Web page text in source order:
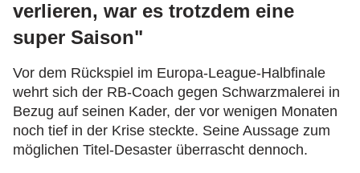
verlieren, war es trotzdem eine
super Saison"
Vor dem Rückspiel im Europa-League-Halbfinale
wehrt sich der RB-Coach gegen Schwarzmalerei in
Bezug auf seinen Kader, der vor wenigen Monaten
noch tief in der Krise steckte. Seine Aussage zum
möglichen Titel-Desaster überrascht dennoch.